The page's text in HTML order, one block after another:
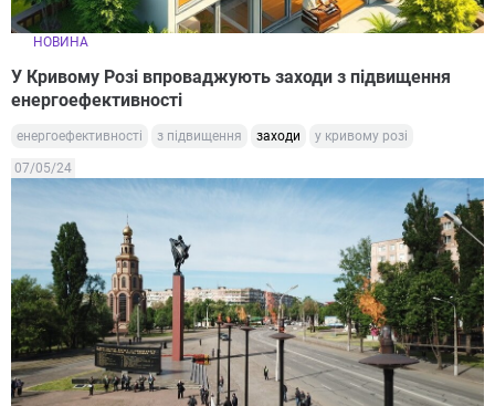
НОВИНА
У Кривому Розі впроваджують заходи з підвищення
енергоефективності
енергоефективності з підвищення заходи у кривому розі
07/05/24